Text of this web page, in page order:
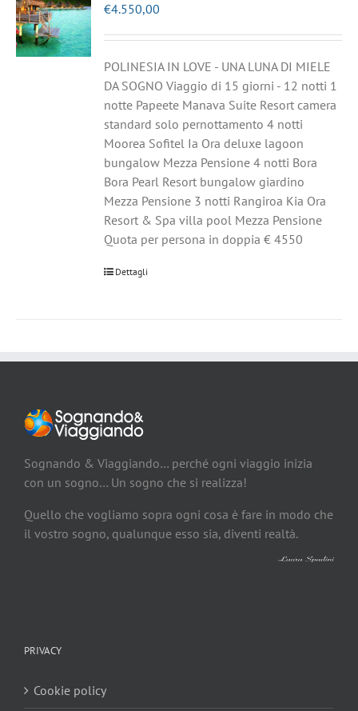
€4.550,00
POLINESIA IN LOVE - UNA LUNA DI MIELE
DA SOGNO Viaggio di 15 giorni - 12 notti 1
notte Papeete Manava Suite Resort camera
standard solo pernottamento 4 notti
Moorea Sofitel Ia Ora deluxe lagoon
bungalow Mezza Pensione 4 notti Bora
Bora Pearl Resort bungalow giardino
Mezza Pensione 3 notti Rangiroa Kia Ora
Resort & Spa villa pool Mezza Pensione
Quota per persona in doppia € 4550
Dettagli
Sognando & Viaggiando… perché ogni viaggio inizia
con un sogno… Un sogno che si realizza!
Quello che vogliamo sopra ogni cosa è fare in modo che
il vostro sogno, qualunque esso sia, diventi realtà.
PRIVACY
Cookie policy